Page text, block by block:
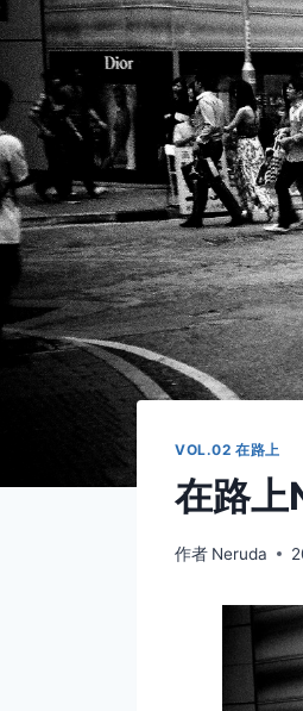
VOL.02 在路上
在路
作者 Neruda